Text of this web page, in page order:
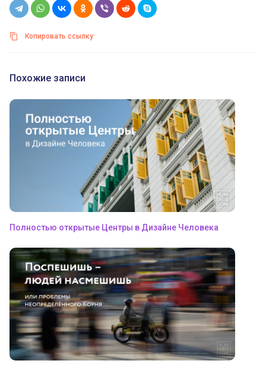
Копировать ссылку
Похожие записи
Полностью открытые Центры в Дизайне Человека